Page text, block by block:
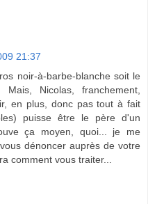
21:37
noir-à-barbe-blanche soit le
Nicolas, franchement,
en plus, donc pas tout à fait
puisse être le père d'un
ça moyen, quoi... je me
dénoncer auprès de votre
comment vous traiter...